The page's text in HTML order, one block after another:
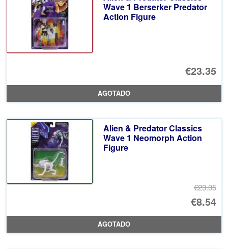
Wave 1 Berserker Predator
Action Figure
€23.35
AGOTADO
Alien & Predator Classics
Wave 1 Neomorph Action
Figure
€23.35
El
€8.54
El
AGOTADO